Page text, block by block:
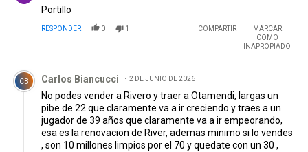
Portillo
RESPONDER 0 1 COMPARTIR
MARCAR
COMO
INAPROPIADO
Comentario de Carlos Biancucci.
CB Carlos Biancucci 2 DE JUNIO DE 2026
No podes vender a Rivero y traer a Otamendi, largas un
pibe de 22 que claramente va a ir creciendo y traes a un
jugador de 39 años que claramente va a ir empeorando,
esa es la renovacion de River, ademas minimo si lo vendes
, son 10 millones limpios por el 70 y quedate con un 30 ,